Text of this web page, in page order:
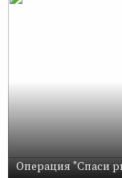
Операция "Спаси